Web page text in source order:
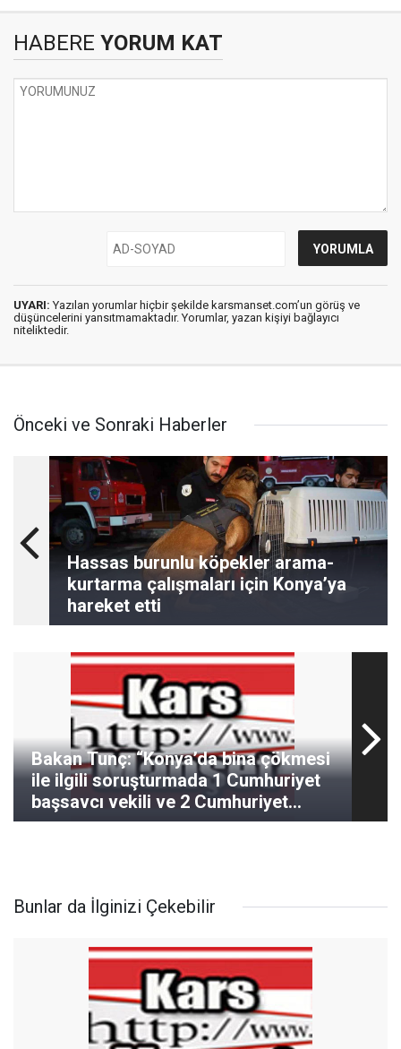
HABERE YORUM KAT
UYARI: Yazılan yorumlar hiçbir şekilde karsmanset.com’un görüş ve
düşüncelerini yansıtmamaktadır. Yorumlar, yazan kişiyi bağlayıcı
niteliktedir.
Önceki ve Sonraki Haberler
Hassas burunlu köpekler arama-
kurtarma çalışmaları için Konya’ya
hareket etti
Bakan Tunç: “Konya’da bina çökmesi
ile ilgili soruşturmada 1 Cumhuriyet
başsavcı vekili ve 2 Cumhuriyet
savcısı görevlendirildi”
Bunlar da İlginizi Çekebilir